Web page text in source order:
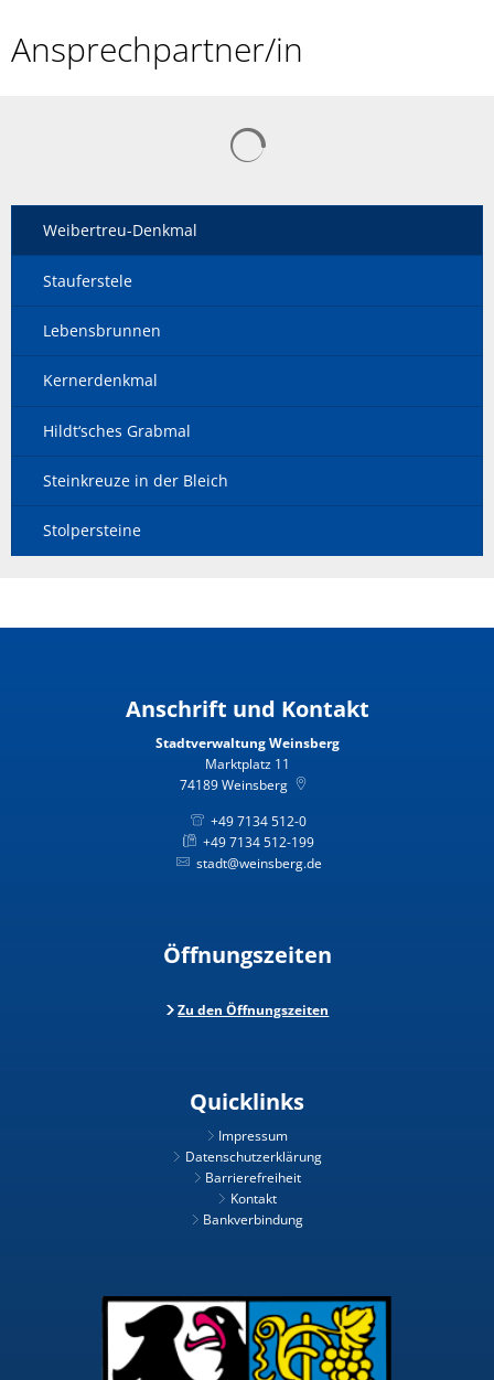
Ansprechpartner/in
Weibertreu-Denkmal
Stauferstele
Lebensbrunnen
Kernerdenkmal
Hildt‘sches Grabmal
Steinkreuze in der Bleich
Stolpersteine
Anschrift und Kontakt
Stadtverwaltung Weinsberg
Marktplatz 11
74189Weinsberg
+49 7134 512-0
+49 7134 512-199
stadt@weinsberg.de
Öffnungszeiten
Zu den Öffnungszeiten
Quicklinks
Impressum
Datenschutzerklärung
Barrierefreiheit
Kontakt
Bankverbindung